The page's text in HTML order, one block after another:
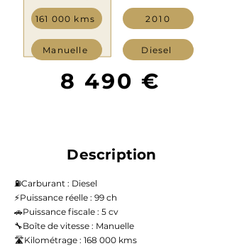
8 490 €
2010
161 000 kms
Diesel
Manuelle
Description
⛽️Carburant : Diesel
⚡️Puissance réelle : 99 ch
🚗Puissance fiscale : 5 cv
🔧Boîte de vitesse : Manuelle
🛣️Kilométrage : 168 000 kms